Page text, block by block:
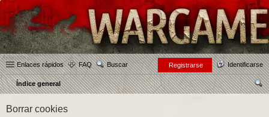
Enlaces rápidos FAQ Buscar Identificarse
Registrarse
Índice general
Borrar cookies